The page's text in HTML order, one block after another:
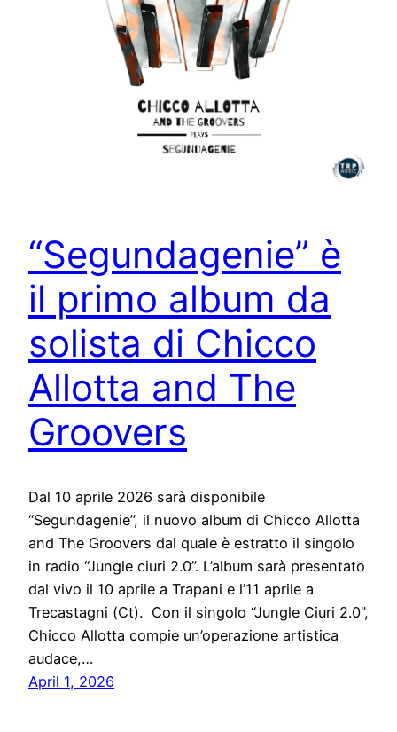
“Segundagenie” è
il primo album da
solista di Chicco
Allotta and The
Groovers
Dal 10 aprile 2026 sarà disponibile
“Segundagenie”, il nuovo album di Chicco Allotta
and The Groovers dal quale è estratto il singolo
in radio “Jungle ciuri 2.0”. L’album sarà presentato
dal vivo il 10 aprile a Trapani e l’11 aprile a
Trecastagni (Ct). Con il singolo “Jungle Ciuri 2.0”,
Chicco Allotta compie un’operazione artistica
audace,…
April 1, 2026